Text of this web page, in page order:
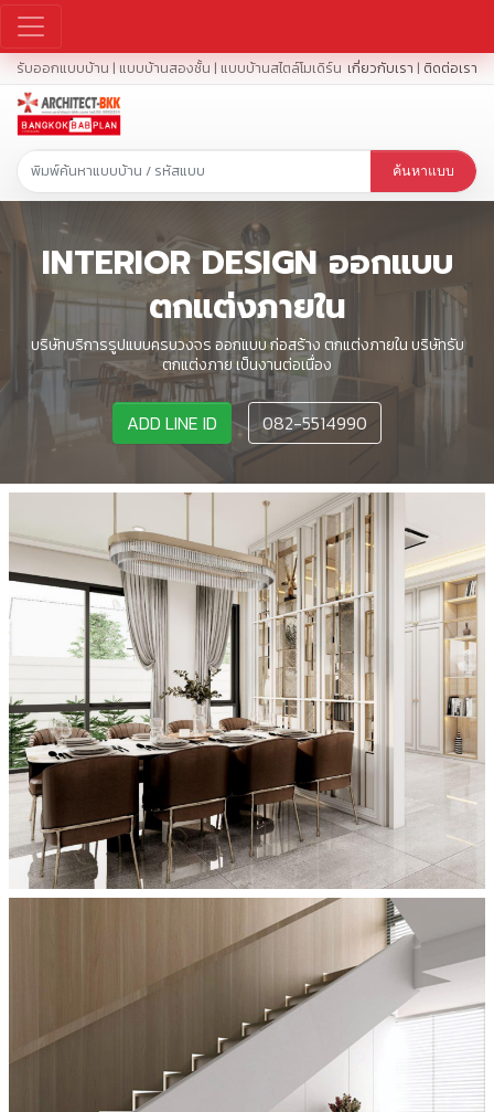
รับออกแบบบ้าน | แบบบ้านสองชั้น | แบบบ้านสไตล์โมเดิร์น เกี่ยวกับเรา | ติดต่อเรา
ค้นหาแบบ
INTERIOR DESIGN ออกแบบ
ตกแต่งภายใน
บริษัทบริการรูปแบบครบวงจร ออกแบบ ก่อสร้าง ตกแต่งภายใน บริษัทรับ
ตกแต่งภาย เป็นงานต่อเนื่อง
ADD LINE ID 082-5514990